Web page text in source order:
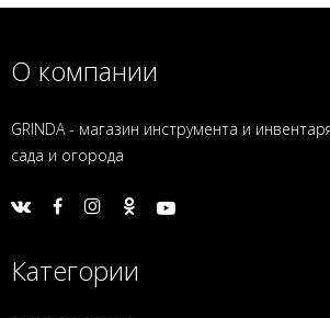
О компании
GRINDA - магазин инструмента и
сада и огорода
Категории